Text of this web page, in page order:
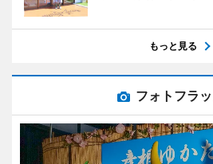
もっと見る
フォトフラ